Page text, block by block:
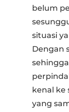
belum
situasi
Dengan
kenal ke
yang